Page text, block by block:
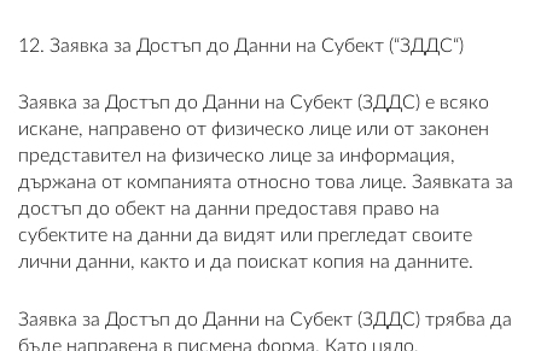
12. Заявка за Достъп до Данни на Субект (“ЗДДС“)
Заявка за Достъп до Данни на Субект (ЗДДС) е всяко
искане, направено от физическо лице или от законен
представител на физическо лице за информация,
държана от компанията относно това лице. Заявката за
достъп до обект на данни предоставя право на
субектите на данни да видят или прегледат своите
лични данни, както и да поискат копия на данните.
Заявка за Достъп до Данни на Субект (ЗДДС) трябва да
бъде направена в писмена форма. Като цяло,